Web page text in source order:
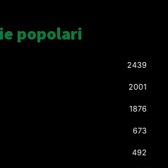
popolari
2439
2001
1876
673
492